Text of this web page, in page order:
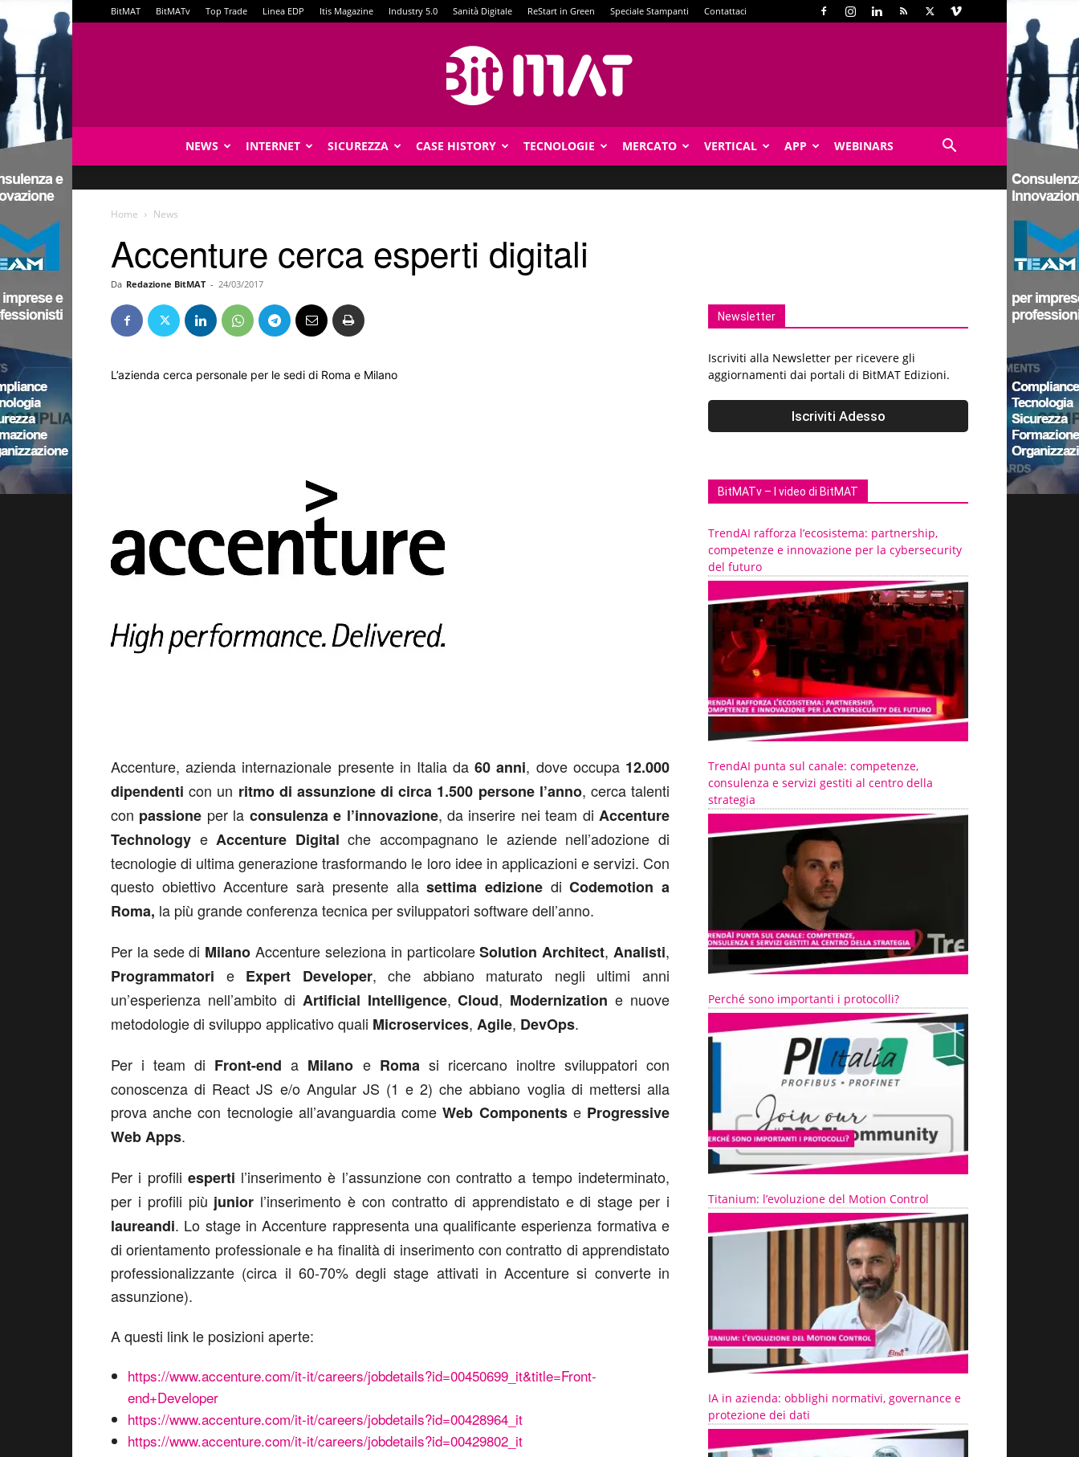
BitMAT BitMATv Top Trade Linea EDP Itis Magazine Industry 5.0 Sanità Digitale ReStart in Green Speciale Stampanti Contattaci
NEWS INTERNET SICUREZZA CASE HISTORY TECNOLOGIE MERCATO VERTICAL APP WEBINARS
Home News
Accenture cerca esperti digitali
Da Redazione BitMAT - 24/03/2017
L’azienda cerca personale per le sedi di Roma e Milano
Accenture, azienda internazionale presente in Italia da60 anni, dove occupa 12.000
dipendenti con un ritmo di assunzione di circa 1.500 persone l’anno, cerca talenti
con passione per la consulenza e l’innovazione, da inserire nei team di Accenture
Technology eAccenture Digitalche accompagnano le aziende nell’adozione di
tecnologie di ultima generazione trasformando le loro idee in applicazioni e servizi. Con
questo obiettivo Accenture sarà presente allasettima edizionedi Codemotion a
Roma, la più grande conferenza tecnica per sviluppatori software dell’anno.
Per la sede di Milano Accenture seleziona in particolareSolution Architect, Analisti,
Programmatori e Expert Developer, che abbiano maturato negli ultimi anni
un’esperienza nell’ambito di Artificial Intelligence,Cloud, Modernization e nuove
metodologie di sviluppo applicativo quali Microservices, Agile, DevOps.
Per i team di Front-end a Milano e Roma si ricercano inoltre sviluppatori con
conoscenza di React JS e/o Angular JS (1 e 2) che abbiano voglia di mettersi alla
prova anche con tecnologie all’avanguardia comeWeb Componentse Progressive
Web Apps.
Per i profili esperti l’inserimento è l’assunzione con contratto a tempo indeterminato,
per i profili più junior l’inserimento è con contratto di apprendistato e di stage per i
laureandi. Lo stage in Accenture rappresenta una qualificante esperienza formativa e
di orientamento professionale e ha finalità di inserimento con contratto di apprendistato
professionalizzante (circa il 60-70% degli stage attivati in Accenture si converte in
assunzione).
A questi link le posizioni aperte:
https://www.accenture.com/it-it/careers/jobdetails?id=00450699_it&title=Front-
end+Developer
https://www.accenture.com/it-it/careers/jobdetails?id=00428964_it
https://www.accenture.com/it-it/careers/jobdetails?id=00429802_it
Newsletter
Iscriviti alla Newsletter per ricevere gli
aggiornamenti dai portali di BitMAT Edizioni.
BitMATv – I video di BitMAT
TrendAI rafforza l’ecosistema: partnership,
competenze e innovazione per la cybersecurity
del futuro
TrendAI punta sul canale: competenze,
consulenza e servizi gestiti al centro della
strategia
Perché sono importanti i protocolli?
Titanium: l’evoluzione del Motion Control
IA in azienda: obblighi normativi, governance e
protezione dei dati